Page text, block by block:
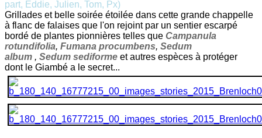
part, Eddie, Julien, Tom, Px)
Grillades et belle soirée étoilée dans cette grande chappelle
à flanc de falaises que l'on rejoint par un sentier escarpé
bordé de plantes pionnières telles que Campanula
rotundifolia, Fumana procumbens, Sedum
album , Sedum sediforme et autres espèces à protéger
dont le Giambé a le secret...